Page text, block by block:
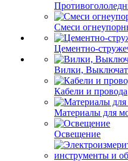
Смеси
Цементно-
Вилки,
Кабели и провода
Материалы для
Освещение